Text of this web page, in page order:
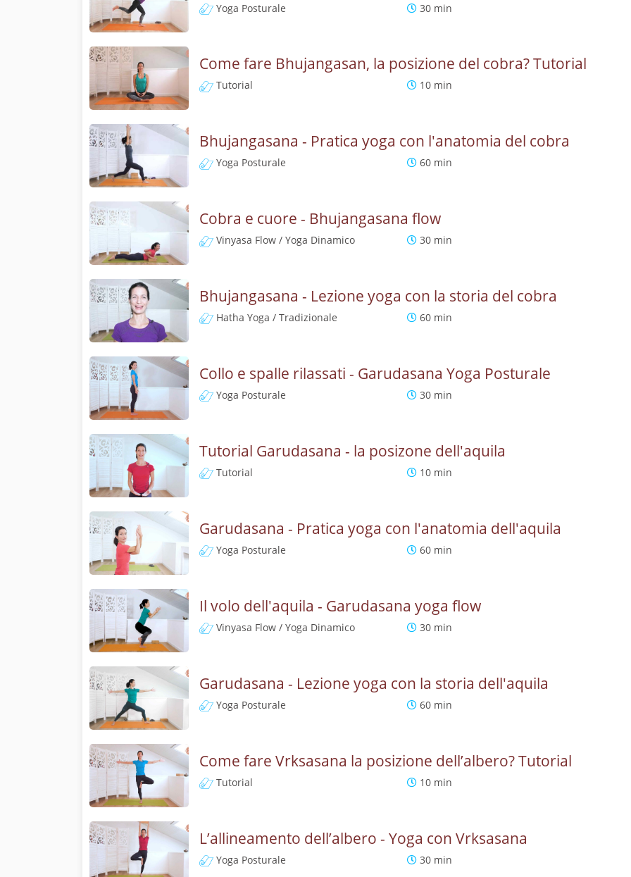
Yoga Posturale 30 min
Come fare Bhujangasan, la posizione del cobra? Tutorial
Tutorial 10 min
Bhujangasana - Pratica yoga con l'anatomia del cobra
Yoga Posturale 60 min
Cobra e cuore - Bhujangasana flow
Vinyasa Flow / Yoga Dinamico 30 min
Bhujangasana - Lezione yoga con la storia del cobra
Hatha Yoga / Tradizionale 60 min
Collo e spalle rilassati - Garudasana Yoga Posturale
Yoga Posturale 30 min
Tutorial Garudasana - la posizone dell'aquila
Tutorial 10 min
Garudasana - Pratica yoga con l'anatomia dell'aquila
Yoga Posturale 60 min
Il volo dell'aquila - Garudasana yoga flow
Vinyasa Flow / Yoga Dinamico 30 min
Garudasana - Lezione yoga con la storia dell'aquila
Yoga Posturale 60 min
Come fare Vrksasana la posizione dell’albero? Tutorial
Tutorial 10 min
L’allineamento dell’albero - Yoga con Vrksasana
Yoga Posturale 30 min